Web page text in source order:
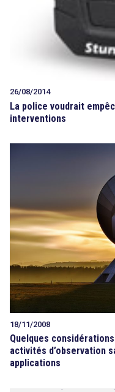
26/08/2014
La police voudrait
interventions
18/11/2008
Quelques
activités d’observation
applications